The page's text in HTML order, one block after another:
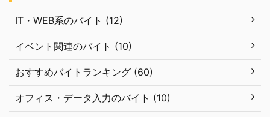
IT・WEB系のバイト (12)
イベント関連のバイト (10)
おすすめバイトランキング (60)
オフィス・データ入力のバイト (10)